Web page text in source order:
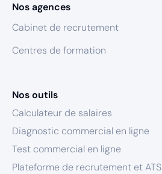
Nos agences
Cabinet de recrutement
Centres de formation
Nos outils
Calculateur de salaires
Diagnostic commercial en ligne
Test commercial en ligne
Plateforme de recrutement et ATS